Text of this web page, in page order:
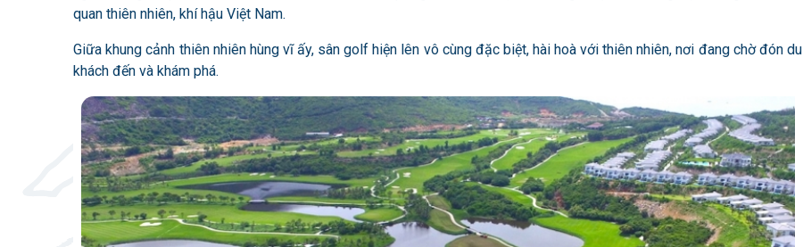
quan thiên nhiên, khí hậu Việt Nam.
Giữa khung cảnh thiên nhiên hùng vĩ ấy, sân golf hiện lên vô cùng đặc biệt, hài hoà với thiên nhiên, nơi đang chờ đón du
khách đến và khám phá.